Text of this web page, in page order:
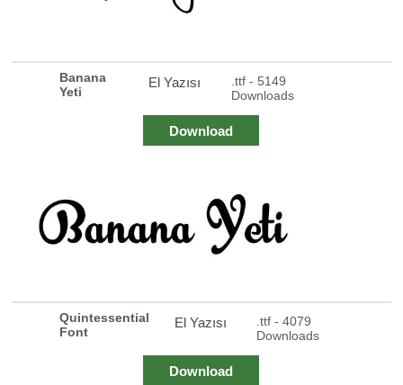
Banana
Yeti
El Yazısı
.ttf - 5149
Downloads
Download
Quintessential
Font
El Yazısı
.ttf - 4079
Downloads
Download